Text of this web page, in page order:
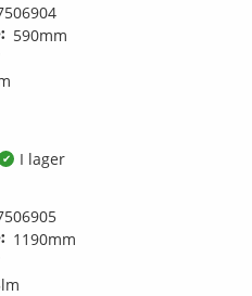
590mm
✔ I lager
1190mm